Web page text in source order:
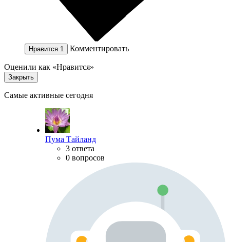
Нравится 1 Комментировать
Оценили как «Нравится»
Закрыть
Самые активные сегодня
Пума Тайланд
3 ответа
0 вопросов